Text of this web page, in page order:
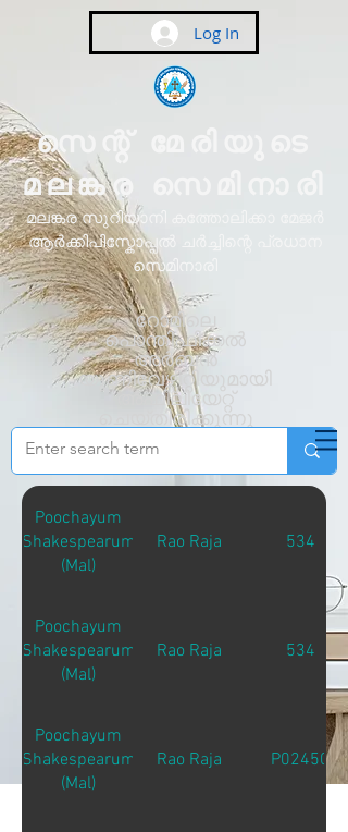
Log In
സെന്റ് മേരിയുടെ
മലങ്കര സെമിനാരി
മലങ്കര സുറിയാനി കത്തോലിക്കാ മേജർ
ആർക്കിപിസ്കോപ്പൽ ചർച്ചിന്റെ പ്രധാന
സെമിനാരി
റോമിലെ
പൊന്തിഫിക്കൽ
അർബൻ
യൂണിവേഴ്സിറ്റിയുമായി
അഫിലിയേറ്റ്
ചെയ്തിരിക്കുന്നു
Poochayum
Shakespearum
(Mal)
Rao Raja 534
Poochayum
Shakespearum
(Mal)
Rao Raja 534
Poochayum
Shakespearum
(Mal)
Rao Raja P02450